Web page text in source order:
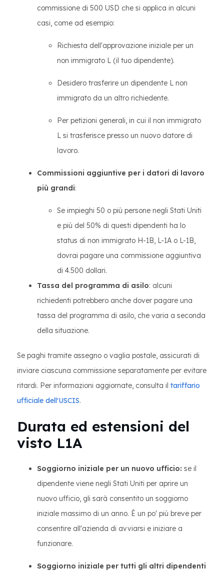
commissione di 500 USD che si applica in alcuni
casi, come ad esempio:
Richiesta dell'approvazione iniziale per un
non immigrato L (il tuo dipendente).
Desidero trasferire un dipendente L non
immigrato da un altro richiedente.
Per petizioni generali, in cui il non immigrato
L si trasferisce presso un nuovo datore di
lavoro.
Commissioni aggiuntive per i datori di lavoro
più grandi:
Se impieghi 50 o più persone negli Stati Uniti
e più del 50% di questi dipendenti ha lo
status di non immigrato H-1B, L-1A o L-1B,
dovrai pagare una commissione aggiuntiva
di 4.500 dollari.
Tassa del programma di asilo: alcuni
richiedenti potrebbero anche dover pagare una
tassa del programma di asilo, che varia a seconda
della situazione.
Se paghi tramite assegno o vaglia postale, assicurati di
inviare ciascuna commissione separatamente per evitare
ritardi. Per informazioni aggiornate, consulta il tariffario
ufficiale dell'USCIS.
Durata ed estensioni del
visto L1A
Soggiorno iniziale per un nuovo ufficio: se il
dipendente viene negli Stati Uniti per aprire un
nuovo ufficio, gli sarà consentito un soggiorno
iniziale massimo di un anno. È un po' più breve per
consentire all'azienda di avviarsi e iniziare a
funzionare.
Soggiorno iniziale per tutti gli altri dipendenti